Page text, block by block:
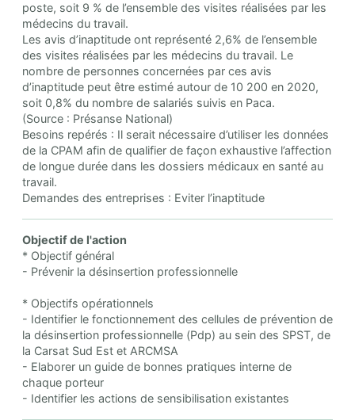
poste, soit 9 % de l’ensemble des visites réalisées par les
médecins du travail.
Les avis d’inaptitude ont représenté 2,6% de l’ensemble
des visites réalisées par les médecins du travail. Le
nombre de personnes concernées par ces avis
d’inaptitude peut être estimé autour de 10 200 en 2020,
soit 0,8% du nombre de salariés suivis en Paca.
(Source : Présanse National)
Besoins repérés : Il serait nécessaire d’utiliser les données
de la CPAM afin de qualifier de façon exhaustive l’affection
de longue durée dans les dossiers médicaux en santé au
travail.
Demandes des entreprises : Eviter l’inaptitude
Objectif de l'action
* Objectif général
- Prévenir la désinsertion professionnelle
* Objectifs opérationnels
- Identifier le fonctionnement des cellules de prévention de
la désinsertion professionnelle (Pdp) au sein des SPST, de
la Carsat Sud Est et ARCMSA
- Elaborer un guide de bonnes pratiques interne de
chaque porteur
- Identifier les actions de sensibilisation existantes